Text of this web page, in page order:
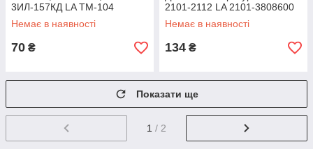
3ИЛ-157КД LA TM-104
Немає в наявності
70 ₴
2101-2112 LA 2101-3808600
Немає в наявності
134 ₴
Показати ще
1 / 2